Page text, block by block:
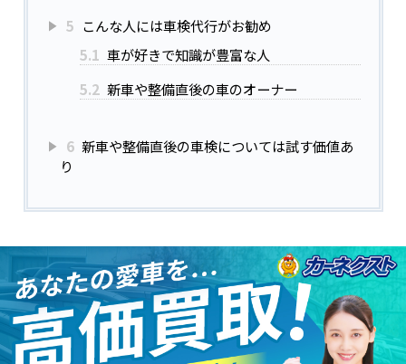
5 こんな人には車検代行がお勧め
5.1 車が好きで知識が豊富な人
5.2 新車や整備直後の車のオーナー
6 新車や整備直後の車検については試す価値あ
り